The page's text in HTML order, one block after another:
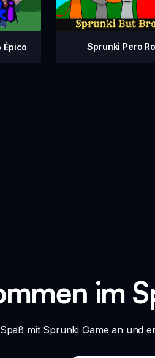
Épico Sprunki Pero
im
mit Sprunki Game an und